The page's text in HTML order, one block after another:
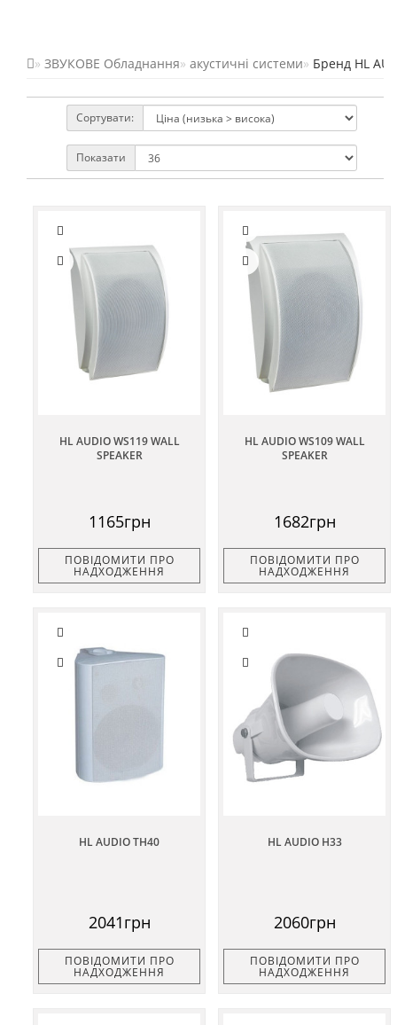
ЗВУКОВЕ Обладнання акустичні системи Бренд HL
Сортувати:
Показати
HL AUDIO WS119 WALL
SPEAKER
1165грн
ПОВІДОМИТИ ПРО
НАДХОДЖЕННЯ
HL AUDIO WS109 WALL
SPEAKER
1682грн
ПОВІДОМИТИ ПРО
НАДХОДЖЕННЯ
HL AUDIO TH40
2041грн
ПОВІДОМИТИ ПРО
НАДХОДЖЕННЯ
HL AUDIO H33
2060грн
ПОВІДОМИТИ ПРО
НАДХОДЖЕННЯ